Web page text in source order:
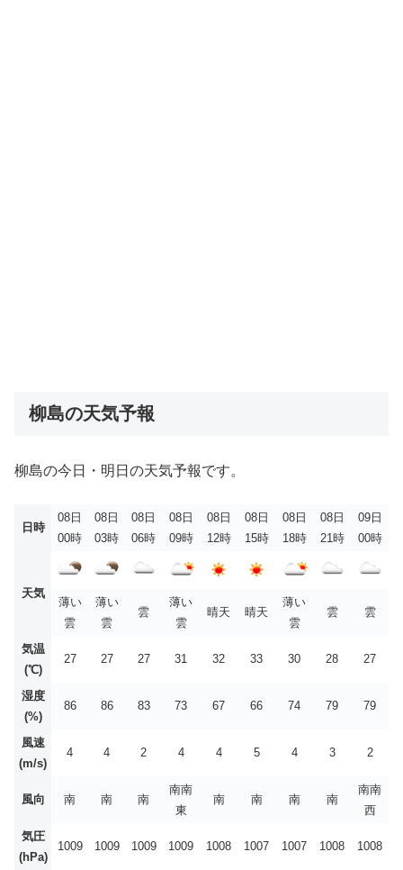
柳島の天気予報
柳島の今日・明日の天気予報です。
日時
08日
00時
08日
03時
08日
06時
08日
09時
08日
12時
08日
15時
08日
18時
08日
21時
09日
00時
天気
薄い
雲
薄い
雲
雲
薄い
雲
晴天 晴天
薄い
雲
雲 雲
気温
(℃)
27 27 27 31 32 33 30 28 27
湿度
(%)
86 86 83 73 67 66 74 79 79
風速
(m/s)
4 4 2 4 4 5 4 3 2
風向 南 南 南
南南
東
南 南 南 南
南南
西
気圧
(hPa)
1009 1009 1009 1009 1008 1007 1007 1008 1008